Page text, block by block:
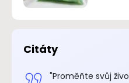
Citáty
"Proměňte svůj